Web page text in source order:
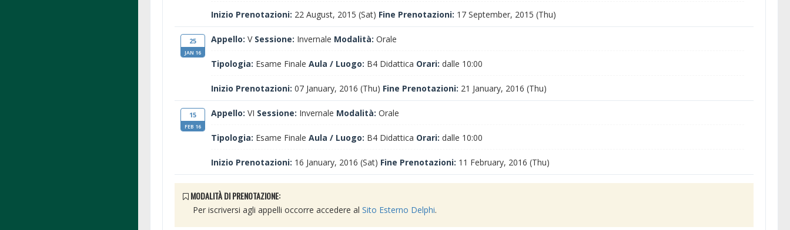
Inizio Prenotazioni: 22 August, 2015 (Sat) Fine Prenotazioni: 17 September, 2015 (Thu)
25
JAN 16
Appello: V Sessione: Invernale Modalità: Orale
Tipologia: Esame Finale Aula / Luogo: B4 Didattica Orari: dalle 10:00
Inizio Prenotazioni: 07 January, 2016 (Thu) Fine Prenotazioni: 21 January, 2016 (Thu)
15
FEB 16
Appello: VI Sessione: Invernale Modalità: Orale
Tipologia: Esame Finale Aula / Luogo: B4 Didattica Orari: dalle 10:00
Inizio Prenotazioni: 16 January, 2016 (Sat) Fine Prenotazioni: 11 February, 2016 (Thu)
MODALITÀ DI PRENOTAZIONE:
Per iscriversi agli appelli occorre accedere al Sito Esterno Delphi.